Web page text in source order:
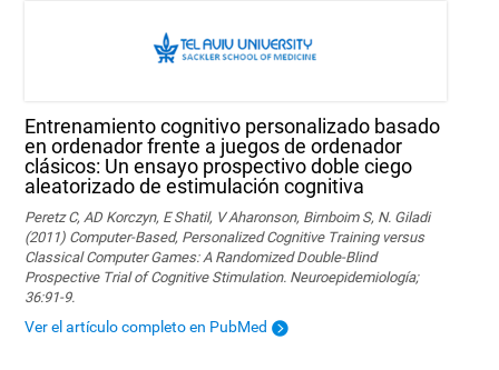
Entrenamiento cognitivo personalizado basado
en ordenador frente a juegos de ordenador
clásicos: Un ensayo prospectivo doble ciego
aleatorizado de estimulación cognitiva
Peretz C, AD Korczyn, E Shatil, V Aharonson, Birnboim S, N. Giladi
(2011) Computer-Based, Personalized Cognitive Training versus
Classical Computer Games: A Randomized Double-Blind
Prospective Trial of Cognitive Stimulation. Neuroepidemiología;
36:91-9.
Ver el artículo completo en PubMed